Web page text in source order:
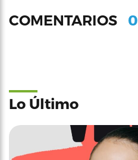
COMENTARIOS 0
Lo Último